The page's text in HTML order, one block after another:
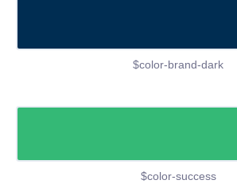
$color-brand-dark
$color-success